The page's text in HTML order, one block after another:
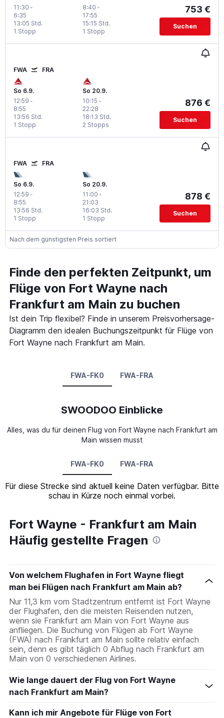
11:30 -
6:35
1 Stopp
13:05 Std.
8:40 -
17:55
1 Stopp
15:15 Std.
753 €
Suchen
FWA FRA
So 6.9.
12:59 -
8:55
1 Stopp
13:56 Std.
So 20.9.
10:15 -
22:28
2 Stopps
18:13 Std.
876 €
Suchen
FWA FRA
So 6.9.
12:59 -
8:55
1 Stopp
13:56 Std.
So 20.9.
11:00 -
21:03
1 Stopp
16:03 Std.
878 €
Suchen
Nach dem günstigsten Preis sortiert
Finde den perfekten Zeitpunkt, um
Flüge von Fort Wayne nach
Frankfurt am Main zu buchen
Ist dein Trip flexibel? Finde in unserem Preisvorhersage-
Diagramm den idealen Buchungszeitpunkt für Flüge von
Fort Wayne nach Frankfurt am Main.
FWA-FK0 FWA-FRA
SWOODOO Einblicke
Alles, was du für deinen Flug von Fort Wayne nach Frankfurt am
Main wissen musst
FWA-FK0 FWA-FRA
Für diese Strecke sind aktuell keine Daten verfügbar. Bitte
schau in Kürze noch einmal vorbei.
Fort Wayne - Frankfurt am Main
Häufig gestellte Fragen
Von welchem Flughafen in Fort Wayne fliegt
man bei Flügen nach Frankfurt am Main ab?
Nur 11,3 km vom Stadtzentrum entfernt ist Fort Wayne
der Flughafen, den die meisten Reisenden nutzen,
wenn sie Frankfurt am Main von Fort Wayne aus
anfliegen. Die Buchung von Flügen ab Fort Wayne
(FWA) nach Frankfurt am Main sollte relativ einfach
sein, denn es gibt täglich 0 Abflug nach Frankfurt am
Main von 0 verschiedenen Airlines.
Wie lange dauert der Flug von Fort Wayne
nach Frankfurt am Main?
Kann ich mir Angebote für Flüge von Fort